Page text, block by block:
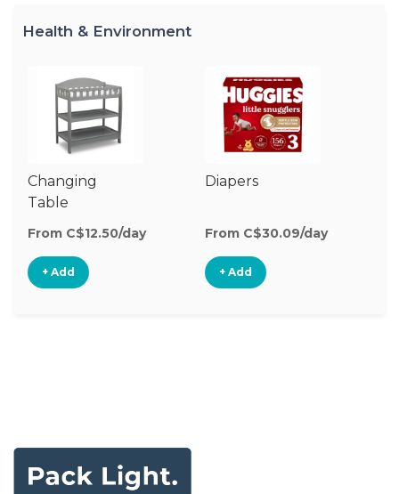
Health & Environment
Changing
Table
From C$12.50/day
+ Add
Diapers
From C$30.09/day
+ Add